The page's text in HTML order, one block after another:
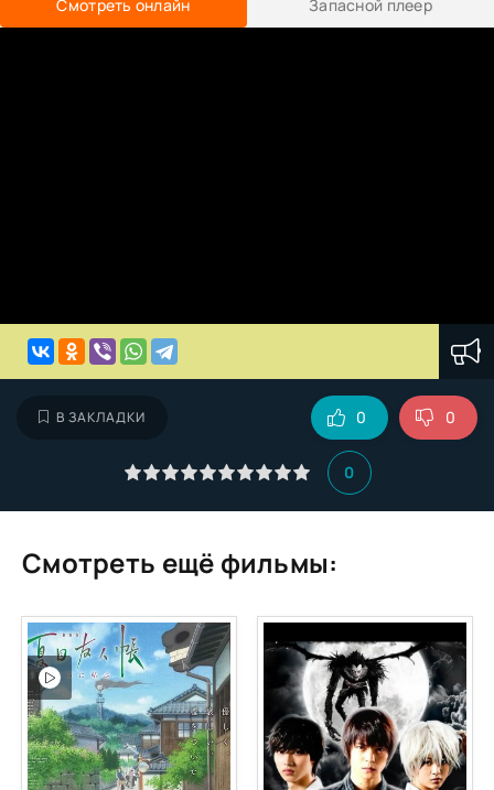
Смотреть онлайн Запасной плеер
В ЗАКЛАДКИ
0
0 0
Смотреть ещё фильмы: